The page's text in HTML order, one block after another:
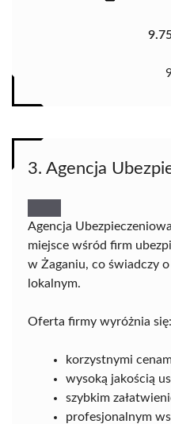
3. Agencja
Agencja
miejsce wśród firm
w Żaganiu, co świadczy
lokalnym.
Oferta firmy wyróżnia się:
korzystnymi
wysoką jakością
szybkim
profesjonalnym